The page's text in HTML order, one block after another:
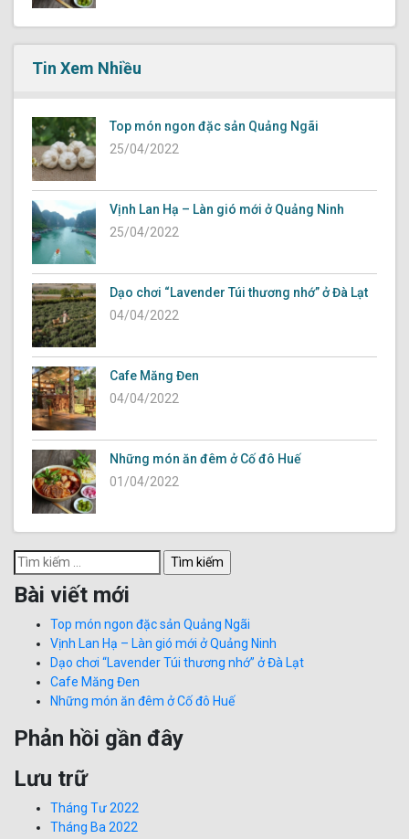
Tin Xem Nhiều
Top món ngon đặc sản Quảng Ngãi
25/04/2022
Vịnh Lan Hạ – Làn gió mới ở Quảng Ninh
25/04/2022
Dạo chơi “Lavender Túi thương nhớ” ở Đà Lạt
04/04/2022
Cafe Măng Đen
04/04/2022
Những món ăn đêm ở Cố đô Huế
01/04/2022
Tìm
kiếm
cho:
Bài viết mới
Top món ngon đặc sản Quảng Ngãi
Vịnh Lan Hạ – Làn gió mới ở Quảng Ninh
Dạo chơi “Lavender Túi thương nhớ” ở Đà Lạt
Cafe Măng Đen
Những món ăn đêm ở Cố đô Huế
Phản hồi gần đây
Lưu trữ
Tháng Tư 2022
Tháng Ba 2022